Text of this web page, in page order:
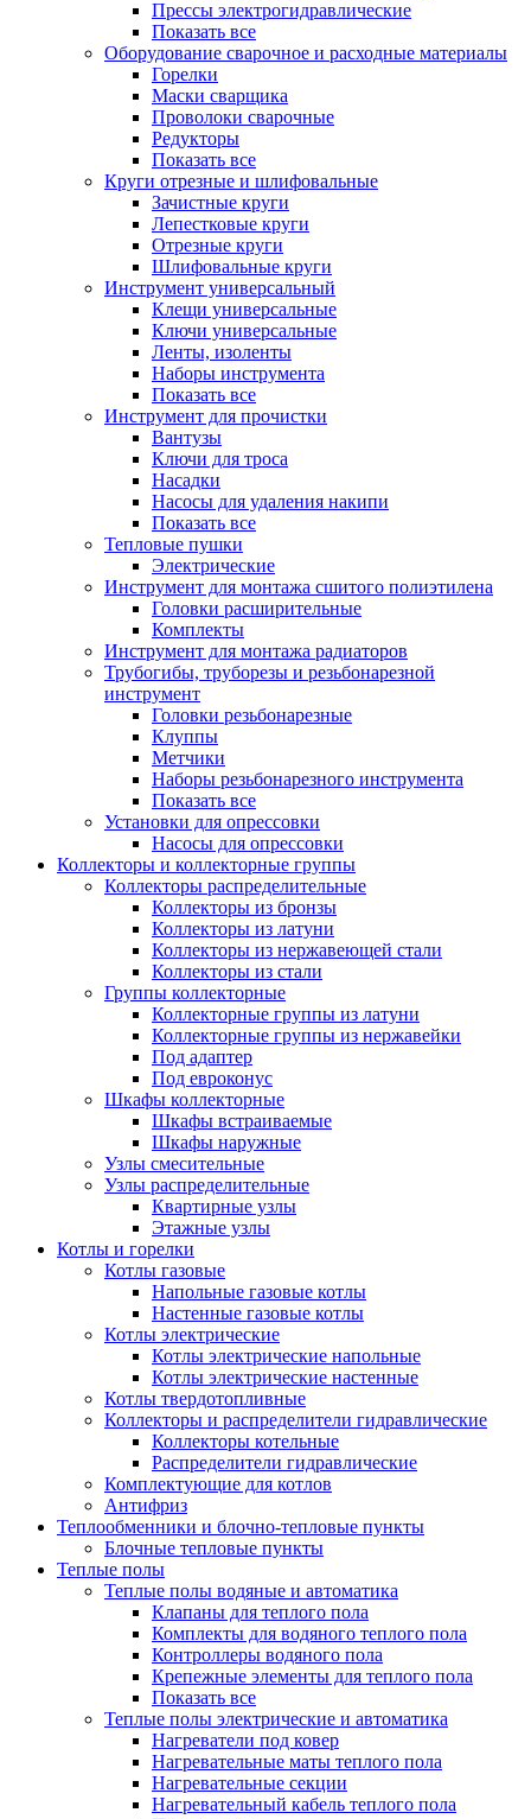
Прессы электрогидравлические
Показать все
Оборудование сварочное и расходные материалы
Горелки
Маски сварщика
Проволоки сварочные
Редукторы
Показать все
Круги отрезные и шлифовальные
Зачистные круги
Лепестковые круги
Отрезные круги
Шлифовальные круги
Инструмент универсальный
Клещи универсальные
Ключи универсальные
Ленты, изоленты
Наборы инструмента
Показать все
Инструмент для прочистки
Вантузы
Ключи для троса
Насадки
Насосы для удаления накипи
Показать все
Тепловые пушки
Электрические
Инструмент для монтажа сшитого полиэтилена
Головки расширительные
Комплекты
Инструмент для монтажа радиаторов
Трубогибы, труборезы и резьбонарезной
инструмент
Головки резьбонарезные
Клуппы
Метчики
Наборы резьбонарезного инструмента
Показать все
Установки для опрессовки
Насосы для опрессовки
Коллекторы и коллекторные группы
Коллекторы распределительные
Коллекторы из бронзы
Коллекторы из латуни
Коллекторы из нержавеющей стали
Коллекторы из стали
Группы коллекторные
Коллекторные группы из латуни
Коллекторные группы из нержавейки
Под адаптер
Под евроконус
Шкафы коллекторные
Шкафы встраиваемые
Шкафы наружные
Узлы смесительные
Узлы распределительные
Квартирные узлы
Этажные узлы
Котлы и горелки
Котлы газовые
Напольные газовые котлы
Настенные газовые котлы
Котлы электрические
Котлы электрические напольные
Котлы электрические настенные
Котлы твердотопливные
Коллекторы и распределители гидравлические
Коллекторы котельные
Распределители гидравлические
Комплектующие для котлов
Антифриз
Теплообменники и блочно-тепловые пункты
Блочные тепловые пункты
Теплые полы
Теплые полы водяные и автоматика
Клапаны для теплого пола
Комплекты для водяного теплого пола
Контроллеры водяного пола
Крепежные элементы для теплого пола
Показать все
Теплые полы электрические и автоматика
Нагреватели под ковер
Нагревательные маты теплого пола
Нагревательные секции
Нагревательный кабель теплого пола